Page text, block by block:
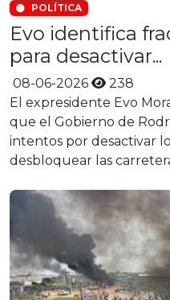
POLÍTICA
Evo identifica
para desactivar...
08-06-2026
238
El expresidente Evo
que el Gobierno de
intentos por desactivar
desbloquear las